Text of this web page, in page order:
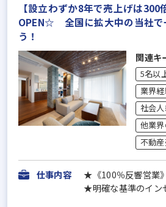
【設立わずか8年で売上げは300
OPEN☆ 全国に拡大中の当社で
う！
関連キ
5名以
業界
社会
他業
不動
仕事内容
★《100％反響営業
★明確な基準のイン